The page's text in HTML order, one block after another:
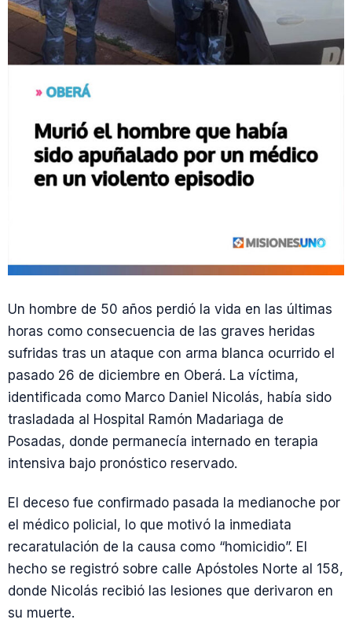
Un hombre de 50 años perdió la vida en las últimas
horas como consecuencia de las graves heridas
sufridas tras un ataque con arma blanca ocurrido el
pasado 26 de diciembre en Oberá. La víctima,
identificada como Marco Daniel Nicolás, había sido
trasladada al Hospital Ramón Madariaga de
Posadas, donde permanecía internado en terapia
intensiva bajo pronóstico reservado.
El deceso fue confirmado pasada la medianoche por
el médico policial, lo que motivó la inmediata
recaratulación de la causa como “homicidio”. El
hecho se registró sobre calle Apóstoles Norte al 158,
donde Nicolás recibió las lesiones que derivaron en
su muerte.